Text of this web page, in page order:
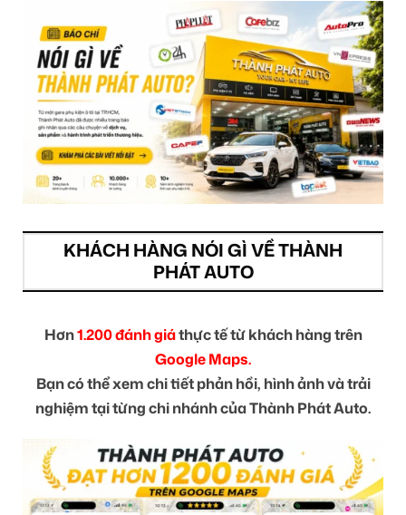
KHÁCH HÀNG NÓI GÌ VỀ THÀNH
PHÁT AUTO
Hơn1.200 đánh giáthực tế từ khách hàng trên
Google Maps.
Bạn có thể xem chi tiết phản hồi, hình ảnh và trải
nghiệm tại từng chi nhánh của Thành Phát Auto.